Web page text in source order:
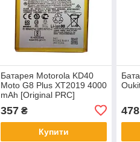
Батарея Motorola KD40
Moto G8 Plus XT2019 4000
mAh [Original PRC]
357₴
Купити
478